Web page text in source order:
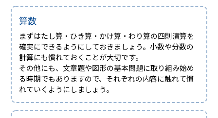
算数
まずはたし算・ひき算・かけ算・わり算の四則演算を
確実にできるようにしておきましょう。小数や分数の
計算にも慣れておくことが大切です。
その他にも、文章題や図形の基本問題に取り組み始め
る時期でもありますので、それぞれの内容に触れて慣
れていくようにしましょう。